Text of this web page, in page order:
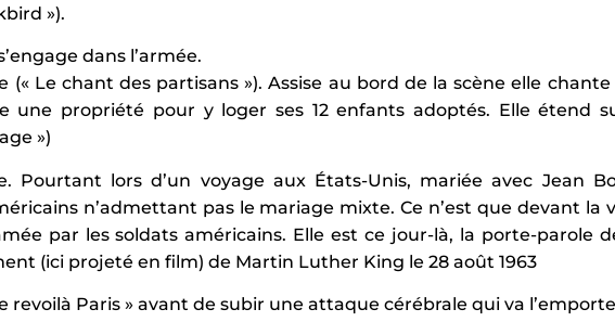
»).
dans l’armée.
Le chant des partisans »). Assise au bord de la scène elle chante
une propriété pour y loger ses 12 enfants adoptés. Elle étend
»)
lors d’un voyage aux États-Unis, mariée avec Jean
n’admettant pas le mariage mixte. Ce n’est que devant la
par les soldats américains. Elle est ce jour-là, la porte-parole
(ici projeté en film) de Martin Luther King le 28 août 1963
revoilà Paris » avant de subir une attaque cérébrale qui va